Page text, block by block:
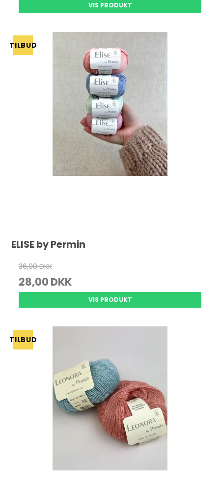
VIS PRODUKT
TILBUD
ELISE by Permin
36,00 DKK
28,00 DKK
VIS PRODUKT
TILBUD